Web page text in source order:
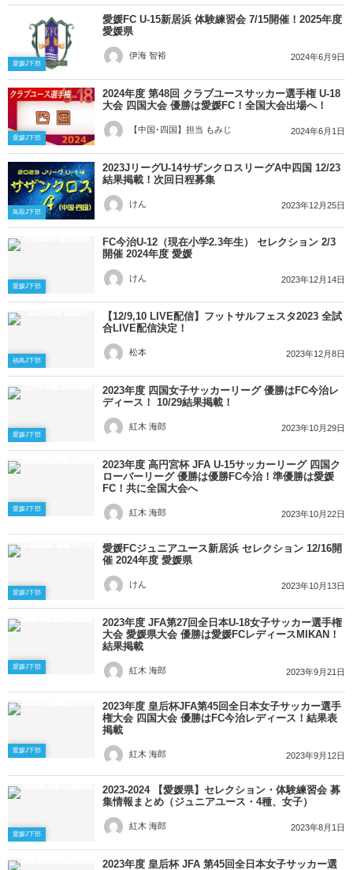
愛媛J下部
愛媛FC U-15新居浜 体験練習会 7/15開催！2025年度
愛媛県
伊海 智裕 2024年6月9日
愛媛J下部
2024年度 第48回 クラブユースサッカー選手権 U-18
大会 四国大会 優勝は愛媛FC！全国大会出場へ！
【中国･四国】担当 もみじ 2024年6月1日
鳥取J下部
2023JリーグU-14サザンクロスリーグA中四国 12/23
結果掲載！次回日程募集
けん 2023年12月25日
愛媛J下部
FC今治U-12（現在小学2.3年生） セレクション 2/3
開催 2024年度 愛媛
けん 2023年12月14日
福島J下部
【12/9,10 LIVE配信】フットサルフェスタ2023 全試
合LIVE配信決定！
松本 2023年12月8日
愛媛J下部
2023年度 四国女子サッカーリーグ 優勝はFC今治レ
ディース！ 10/29結果掲載！
紅木 海郎 2023年10月29日
愛媛J下部
2023年度 高円宮杯 JFA U-15サッカーリーグ 四国ク
ローバーリーグ 優勝は優勝FC今治！準優勝は愛媛
FC！共に全国大会へ
紅木 海郎 2023年10月22日
愛媛J下部
愛媛FCジュニアユース新居浜 セレクション 12/16開
催 2024年度 愛媛県
けん 2023年10月13日
愛媛J下部
2023年度 JFA第27回全日本U-18女子サッカー選手権
大会 愛媛県大会 優勝は愛媛FCレディースMIKAN！
結果掲載
紅木 海郎 2023年9月21日
愛媛J下部
2023年度 皇后杯JFA第45回全日本女子サッカー選手
権大会 四国大会 優勝はFC今治レディース！結果表
掲載
紅木 海郎 2023年9月12日
愛媛J下部
2023-2024 【愛媛県】セレクション・体験練習会 募
集情報まとめ（ジュニアユース・4種、女子）
紅木 海郎 2023年8月1日
2023年度 皇后杯 JFA 第45回全日本女子サッカー選